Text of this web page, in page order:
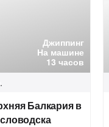
Джиппинг
На машине
13 часов
Балкария в